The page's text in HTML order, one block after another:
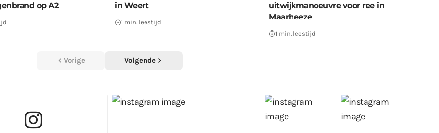
op A2
in Weert
1 min. leestijd
uitwijkmanoeuvre voor ree in
Maarheeze
1 min. leestijd
Vorige Volgende